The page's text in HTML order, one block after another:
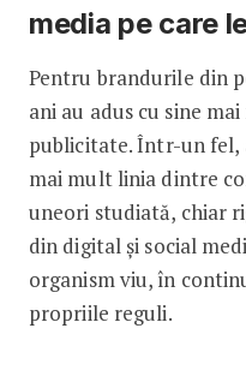
media pe care
Pentru brandurile din
ani au adus cu sine
publicitate. Într-un fel,
mai mult linia dintre
uneori studiată, chiar
din digital și social
organism viu, în
propriile reguli.